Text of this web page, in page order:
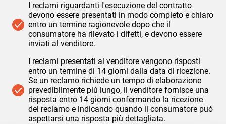
I reclami riguardanti l'esecuzione del contratto
devono essere presentati in modo completo e chiaro
entro un termine ragionevole dopo che il
consumatore ha rilevato i difetti, e devono essere
inviati al venditore.
I reclami presentati al venditore vengono risposti
entro un termine di 14 giorni dalla data di ricezione.
Se un reclamo richiede un tempo di elaborazione
prevedibilmente più lungo, il venditore fornisce una
risposta entro 14 giorni confermando la ricezione
del reclamo e indicando quando il consumatore può
aspettarsi una risposta più dettagliata.